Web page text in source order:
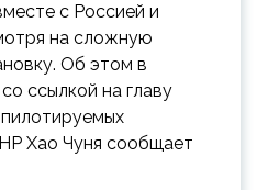
с Россией и
на сложную
Об этом в
ссылкой на главу
Хао Чуня сообщает